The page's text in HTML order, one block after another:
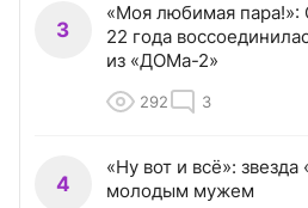
3
«Моя любимая пара!»:
22 года
из «ДОМа-2»
292 3
4
«Ну вот и всё»:
молодым мужем